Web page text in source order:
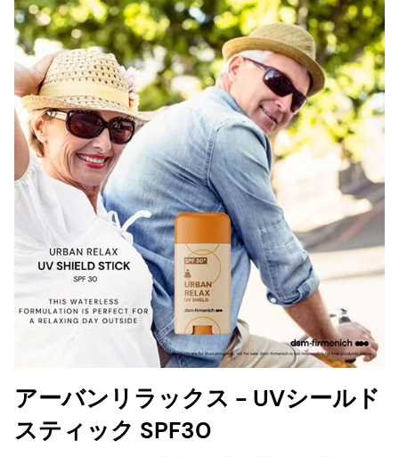
アーバンリラックス - UVシールド
スティック SPF30